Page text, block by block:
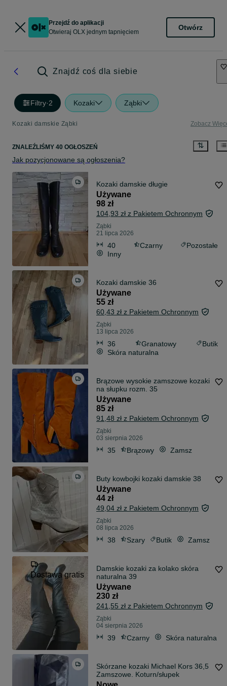
Przejdź do aplikacji
Otwieraj OLX jednym tapnięciem
Otwórz
Znajdź coś dla siebie
Filtry·2 Kozaki Ząbki
Kozaki damskie Ząbki Zobacz
ZNALEŹLIŚMY 40 OGŁOSZEŃ
Jak pozycjonowane są ogłoszenia?
Kozaki damskie długie
Używane
98 zł
104,93 zł z Pakietem Ochronnym
Ząbki
21 lipca 2026
40 Czarny
Pozostałe
Inny
Kozaki damskie 36
Używane
55 zł
60,43 zł z Pakietem Ochronnym
Ząbki
13 lipca 2026
36 Granatowy
Butik
Skóra naturalna
Brązowe wysokie zamszowe kozaki
na słupku rozm. 35
Używane
85 zł
91,48 zł z Pakietem Ochronnym
Ząbki
03 sierpnia 2026
35 Brązowy Zamsz
Buty kowbojki kozaki damskie 38
Używane
44 zł
49,04 zł z Pakietem Ochronnym
Ząbki
08 lipca 2026
38 Szary Butik Zamsz
Dostawa gratis
Damskie kozaki za kolako skóra
naturalna 39
Używane
230 zł
241,55 zł z Pakietem Ochronnym
Ząbki
04 sierpnia 2026
39 Czarny Skóra naturalna
Skórzane kozaki Michael Kors 36,5
Zamszowe. Koturn/słupek